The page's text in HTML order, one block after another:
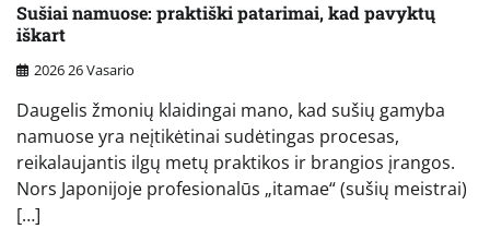
Sušiai namuose: praktiški patarimai, kad pavyktų
iškart
2026 26 Vasario
Daugelis žmonių klaidingai mano, kad sušių gamyba
namuose yra neįtikėtinai sudėtingas procesas,
reikalaujantis ilgų metų praktikos ir brangios įrangos.
Nors Japonijoje profesionalūs „itamae“ (sušių meistrai)
[…]